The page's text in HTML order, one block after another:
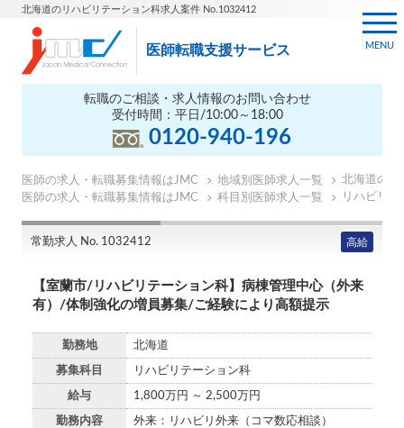
北海道のリハビリテーション科求人案件 No.1032412
医師転職支援サービス
転職のご相談・求人情報のお問い合わせ
受付時間：平日/10:00～18:00
0120-940-196
MENU
医師の求人・転職募集情報はJMC 地域別医師求人一覧
北海道の医
医師の求人・転職募集情報はJMC
科目別医師求人一覧 リハビリ
常勤求人 No. 1032412 高給
【室蘭市/リハビリテーション科】病棟管理中心（外来
有）/体制強化の増員募集/ご経験により高額提示
勤務地 北海道
募集科目 リハビリテーション科
給与 1,800万円 ～ 2,500万円
勤務内容
外来：リハビリ外来（コマ数応相談）